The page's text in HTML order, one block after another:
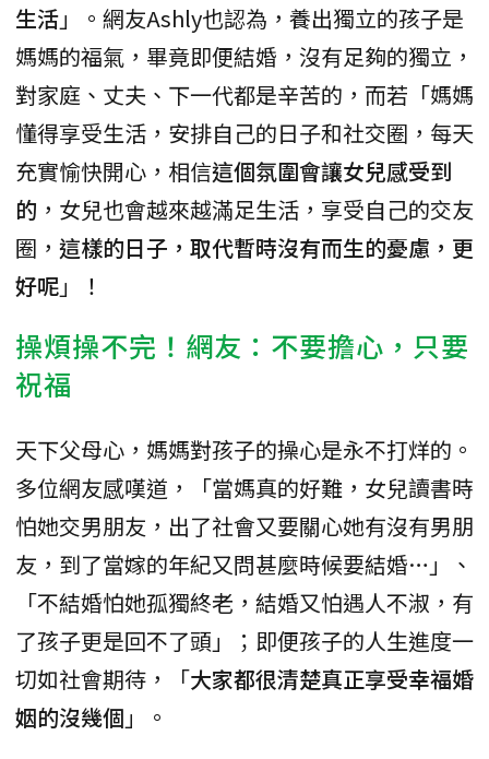
生活」。網友Ashly也認為，養出獨立的孩子是
媽媽的福氣，畢竟即便結婚，沒有足夠的獨立，
對家庭、丈夫、下一代都是辛苦的，而若「媽媽
懂得享受生活，安排自己的日子和社交圈，每天
充實愉快開心，相信這個氛圍會讓女兒感受到
的 ，女兒也會越來越滿足生活，享受自己的交友
圈， 這樣的日子，取代暫時沒有而生的憂慮，更
好呢」！
操煩操不完！網友：不要擔心，只要
祝福
天下父母心，媽媽對孩子的操心是永不打烊的。
多位網友感嘆道，「當媽真的好難，女兒讀書時
怕她交男朋友，出了社會又要關心她有沒有男朋
友，到了當嫁的年紀又問甚麼時候要結婚…」、
「不結婚怕她孤獨終老，結婚又怕遇人不淑，有
了孩子更是回不了頭」；即便孩子的人生進度一
切如社會期待，「大家都很清楚真正享受幸福婚
姻的沒幾個 」。